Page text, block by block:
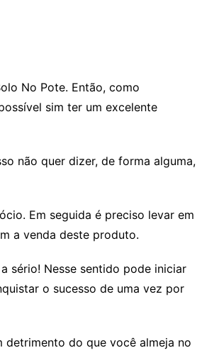
No Pote. Então, como
sim ter um excelente
não quer dizer, de forma alguma,
Em seguida é preciso levar em
a venda deste produto.
sério! Nesse sentido pode iniciar
o sucesso de uma vez por
detrimento do que você almeja no